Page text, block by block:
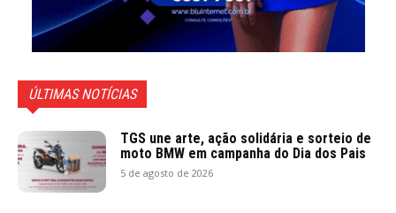
ÚLTIMAS NOTÍCIAS
TGS une arte, ação solidária e sorteio de
moto BMW em campanha do Dia dos Pais
5 de agosto de 2026